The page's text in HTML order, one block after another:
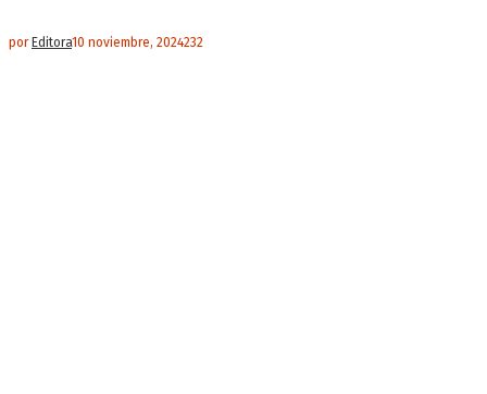
porEditora10 noviembre, 2024232